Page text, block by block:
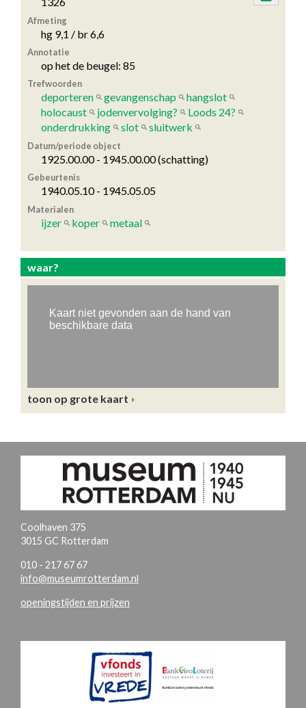
Afmeting
hg 9,1 / br 6,6
Annotatie
op het de beugel: 85
Trefwoorden
deporteren gevangenschap
hangslot
holocaust
jodenvervolging?
Loods 24?
onderdrukking
slot sluitwerk
Datum/periode object
1925.00.00 - 1945.00.00 (schatting)
Gebeurtenis
1940.05.10 - 1945.05.05
Materialen
ijzer koper metaal
waar?
toon op grote kaart
Coolhaven 375
3015 GC Rotterdam
010 - 217 67 67
info@museumrotterdam.nl
openingstijden en prijzen